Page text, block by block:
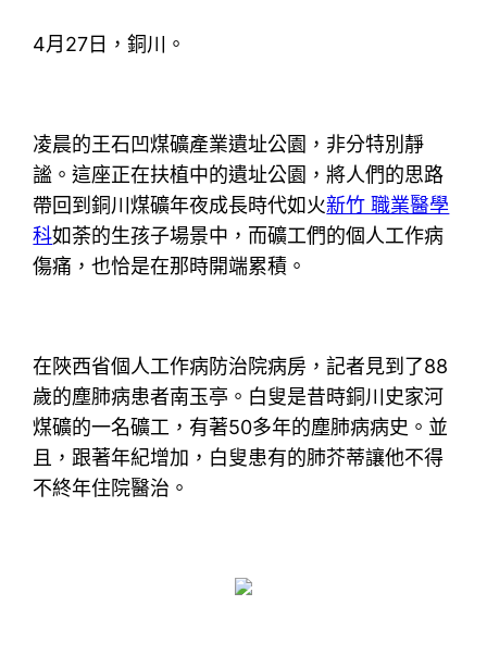
4月27日，銅川。
凌晨的王石凹煤礦產業遺址公園，非分特別靜
謐。這座正在扶植中的遺址公園，將人們的思路
帶回到銅川煤礦年夜成長時代如火新竹 職業醫學
科如荼的生孩子場景中，而礦工們的個人工作病
傷痛，也恰是在那時開端累積。
在陜西省個人工作病防治院病房，記者見到了88
歲的塵肺病患者南玉亭。白叟是昔時銅川史家河
煤礦的一名礦工，有著50多年的塵肺病病史。並
且，跟著年紀增加，白叟患有的肺芥蒂讓他不得
不終年住院醫治。